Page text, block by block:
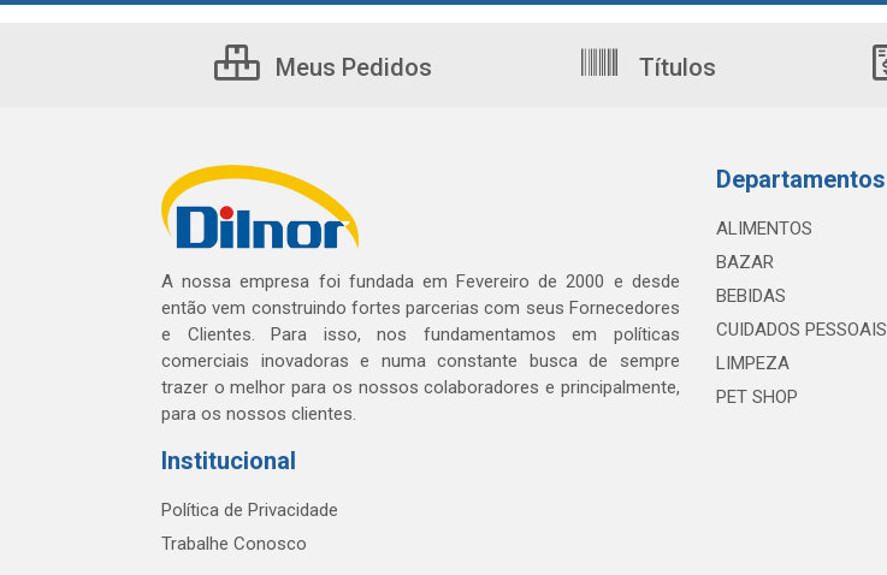
Meus Pedidos Títulos
A nossa empresa foi fundada em Fevereiro de 2000 e desde
então vem construindo fortes parcerias com seus Fornecedores
e Clientes. Para isso, nos fundamentamos em políticas
comerciais inovadoras e numa constante busca de sempre
trazer o melhor para os nossos colaboradores e principalmente,
para os nossos clientes.
Institucional
Política de Privacidade
Trabalhe Conosco
Departamentos
ALIMENTOS
BAZAR
BEBIDAS
CUIDADOS PESSOAIS
LIMPEZA
PET SHOP